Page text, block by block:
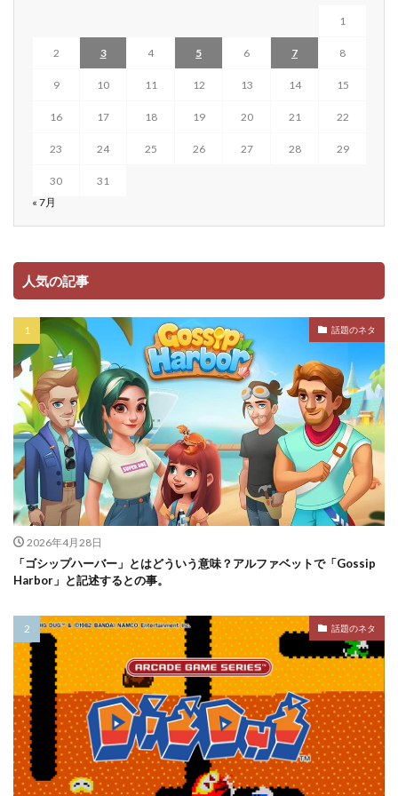
1
2 3 4 5 6 7 8
9 10 11 12 13 14 15
16 17 18 19 20 21 22
23 24 25 26 27 28 29
30
31
« 7月
人気の記事
話題のネタ
2026年4月28日
「ゴシップハーバー」とはどういう意味？アルファベットで「Gossip
Harbor」と記述するとの事。
話題のネタ